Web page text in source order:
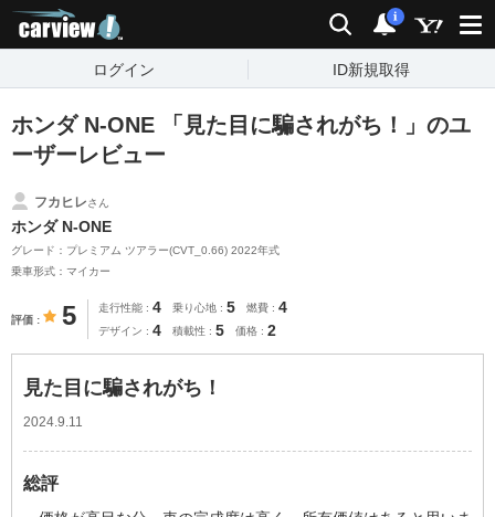
検索 通知
i
ログイン ID新規取得
ホンダ N-ONE 「見た目に騙されがち！」のユ
ーザーレビュー
フカヒレさん
ホンダ N-ONE
グレード：プレミアム ツアラー(CVT_0.66) 2022年式
乗車形式：マイカー
評価 5 走行性能 4 乗り心地 5 燃費 4
デザイン 4 積載性 5 価格 2
見た目に騙されがち！
2024.9.11
総評